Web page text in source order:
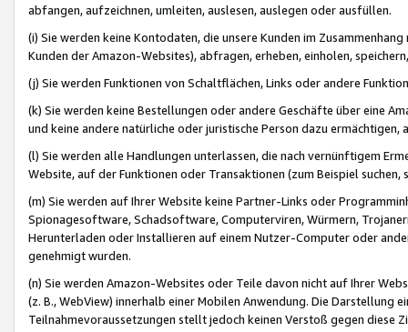
abfangen, aufzeichnen, umleiten, auslesen, auslegen oder ausfüllen.
(i) Sie werden keine Kontodaten, die unsere Kunden im
Kunden der Amazon-Websites), abfragen, erheben, einholen,
(j) Sie werden Funktionen von Schaltflächen, Links oder andere
(k) Sie werden keine Bestellungen oder andere Geschäfte über eine
und keine andere natürliche oder juristische Person dazu
(l) Sie werden alle Handlungen unterlassen, die nach vernünftigem
Website, auf der Funktionen oder Transaktionen (zum Beispiel
(m) Sie werden auf Ihrer Website keine Partner-Links oder
Spionagesoftware, Schadsoftware, Computerviren, Würmern,
Herunterladen oder Installieren auf einem Nutzer-Computer oder
genehmigt wurden.
(n) Sie werden Amazon-Websites oder Teile davon nicht auf Ihrer
(z. B., WebView) innerhalb einer Mobilen Anwendung. Die Darstellung
Teilnahmevoraussetzungen stellt jedoch keinen Verstoß gegen diese